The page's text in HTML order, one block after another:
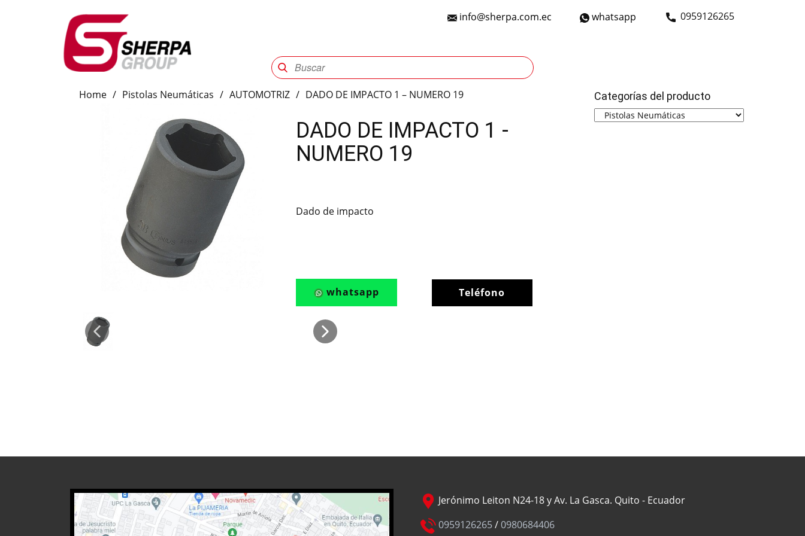
​0959126265
info@sherpa.com.ec
whatsapp
Home / Pistolas Neumáticas / AUTOMOTRIZ / DADO DE IMPACTO 1 – NUMERO 19
DADO DE IMPACTO 1 -
NUMERO 19
Dado de impacto
whatsapp Teléfono
Categorías del producto
Jerónimo Leiton N24-18 y Av. La Gasca. Quito - Ecuador
0959126265/0980684406